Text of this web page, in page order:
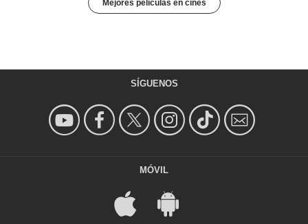
Mejores películas en cines
SÍGUENOS
MÓVIL